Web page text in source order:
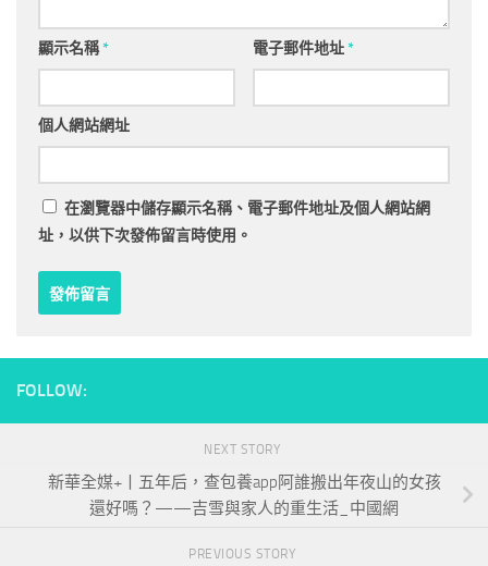
顯示名稱* 電子郵件地址*
個人網站網址
在瀏覽器中儲存顯示名稱、電子郵件地址及個人網站網
址，以供下次發佈留言時使用。
FOLLOW:
NEXT STORY
新華全媒+丨五年后，查包養app阿誰搬出年夜山的女孩
還好嗎？——吉雪與家人的重生活_中國網
PREVIOUS STORY